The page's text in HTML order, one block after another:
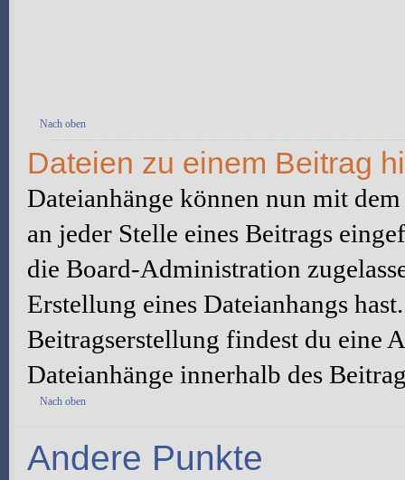
Nach oben
Dateien zu einem Beitrag
Dateianhänge können nun mit
an jeder Stelle eines Beitrags
die Board-Administration
Erstellung eines Dateianhangs
Beitragserstellung findest du eine
Dateianhänge innerhalb des
Nach oben
Andere Punkte